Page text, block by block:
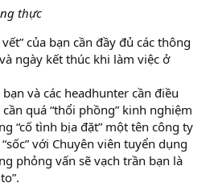
thực
của bạn cần đầy đủ các thông
ngày kết thúc khi làm việc ở
và các headhunter cần điều
quá “thổi phồng” kinh nghiệm
“cố tình bịa đặt” một tên công ty
với Chuyên viên tuyển dụng
phỏng vấn sẽ vạch trần bạn là